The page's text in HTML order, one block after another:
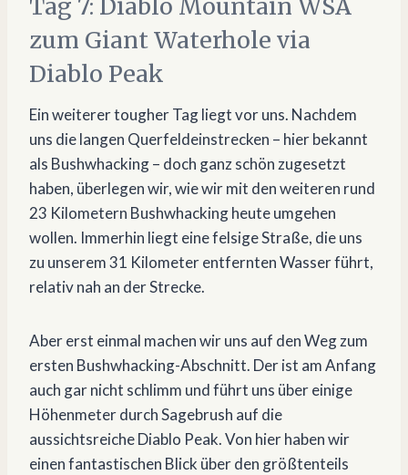
Tag 7: Diablo Mountain WSA
zum Giant Waterhole via
Diablo Peak
Ein weiterer tougher Tag liegt vor uns. Nachdem
uns die langen Querfeldeinstrecken – hier bekannt
als Bushwhacking – doch ganz schön zugesetzt
haben, überlegen wir, wie wir mit den weiteren rund
23 Kilometern Bushwhacking heute umgehen
wollen. Immerhin liegt eine felsige Straße, die uns
zu unserem 31 Kilometer entfernten Wasser führt,
relativ nah an der Strecke.
Aber erst einmal machen wir uns auf den Weg zum
ersten Bushwhacking-Abschnitt. Der ist am Anfang
auch gar nicht schlimm und führt uns über einige
Höhenmeter durch Sagebrush auf die
aussichtsreiche Diablo Peak. Von hier haben wir
einen fantastischen Blick über den größtenteils